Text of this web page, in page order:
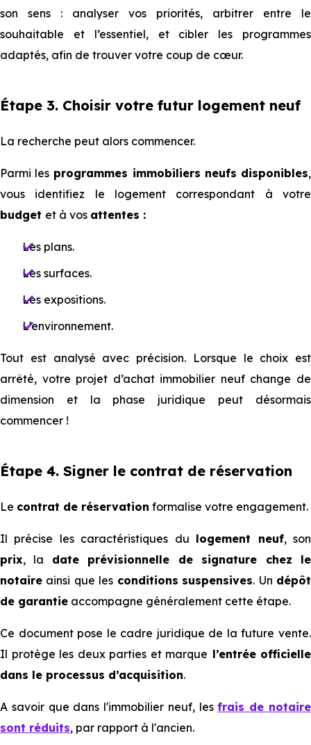
son sens : analyser vos priorités, arbitrer entre le
souhaitable et l’essentiel, et cibler les programmes
adaptés, afin de trouver votre coup de cœur.
Étape 3. Choisir votre futur logement neuf
La recherche peut alors commencer.
Parmi les programmes immobiliers neufs disponibles,
vous identifiez le logement correspondant à votre
budget et à vos attentes :
Les plans.
Les surfaces.
Les expositions.
L'environnement.
Tout est analysé avec précision. Lorsque le choix est
arrêté, votre projet d’achat immobilier neuf change de
dimension et la phase juridique peut désormais
commencer !
Étape 4. Signer le contrat de réservation
Le contrat de réservation formalise votre engagement.
Il précise les caractéristiques du logement neuf, son
prix, la date prévisionnelle de signature chez le
notaire ainsi que les conditions suspensives. Un dépôt
de garantie accompagne généralement cette étape.
Ce document pose le cadre juridique de la future vente.
Il protège les deux parties et marque l’entrée officielle
dans le processus d’acquisition.
A savoir que dans l'immobilier neuf, lesfrais de notaire
sont réduits, par rapport à l'ancien.